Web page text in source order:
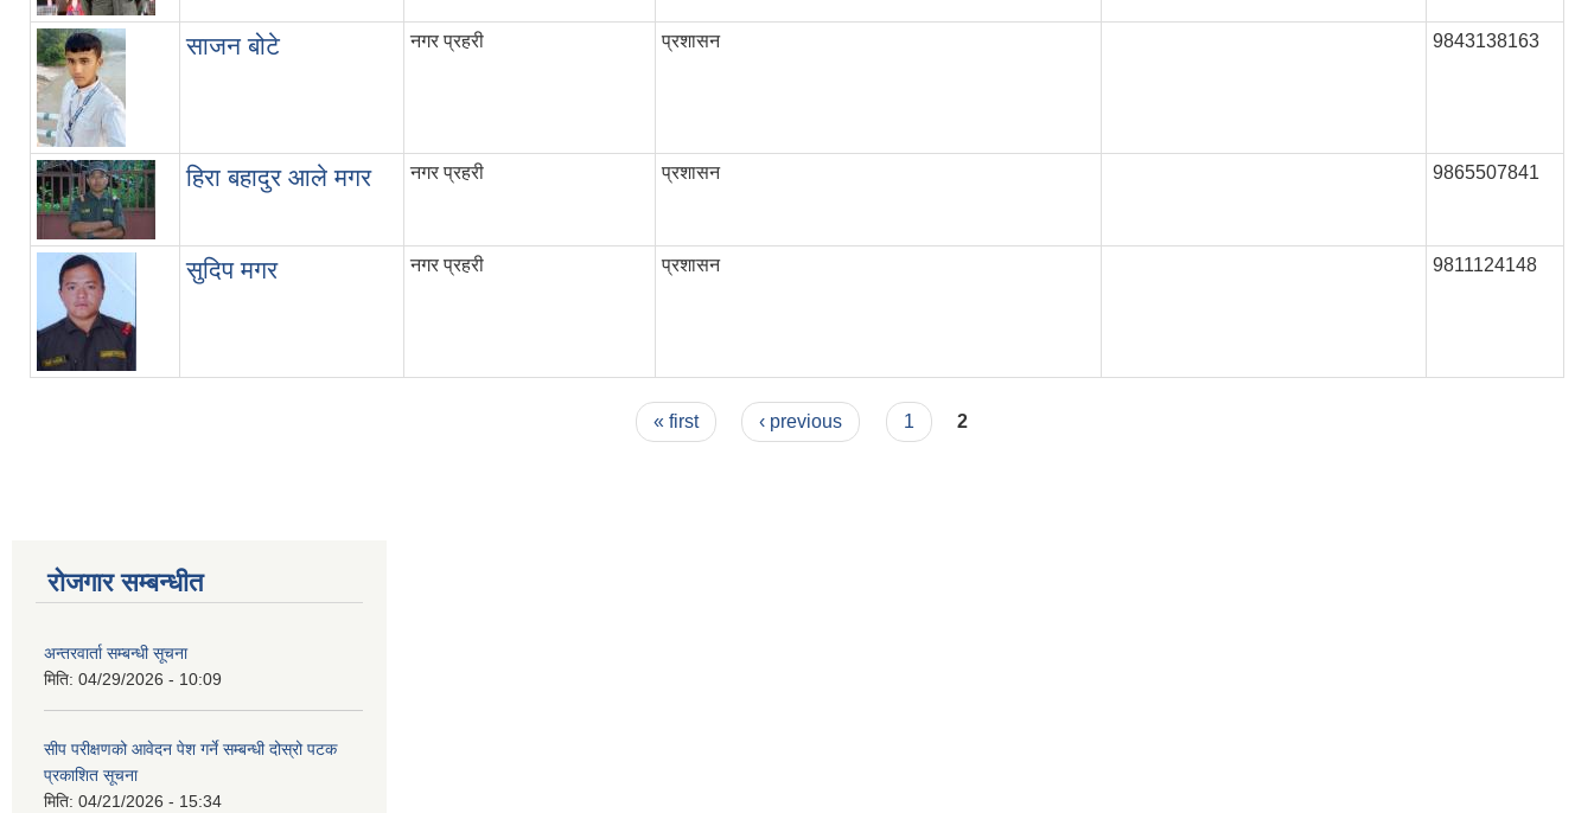
साजन बोटे नगर प्रहरी प्रशासन 9843138163
हिरा बहादुर आले मगर नगर प्रहरी प्रशासन 9865507841
सुदिप मगर नगर प्रहरी प्रशासन 9811124148
« first ‹ previous 1 2
रोजगार सम्बन्धीत
अन्तरवार्ता सम्बन्धी सूचना
मिति: 04/29/2026 - 10:09
सीप परीक्षणको आवेदन पेश गर्ने सम्बन्धी दोस्रो पटक
प्रकाशित सूचना
मिति: 04/21/2026 - 15:34